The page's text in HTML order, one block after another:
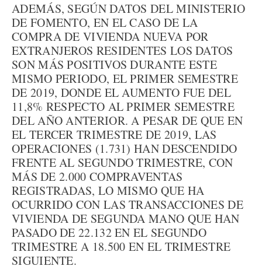
ADEMÁS, SEGÚN DATOS DEL MINISTERIO
DE FOMENTO, EN EL CASO DE LA
COMPRA DE VIVIENDA NUEVA POR
EXTRANJEROS RESIDENTES LOS DATOS
SON MÁS POSITIVOS DURANTE ESTE
MISMO PERIODO, EL PRIMER SEMESTRE
DE 2019, DONDE EL AUMENTO FUE DEL
11,8% RESPECTO AL PRIMER SEMESTRE
DEL AÑO ANTERIOR. A PESAR DE QUE EN
EL TERCER TRIMESTRE DE 2019, LAS
OPERACIONES (1.731) HAN DESCENDIDO
FRENTE AL SEGUNDO TRIMESTRE, CON
MÁS DE 2.000 COMPRAVENTAS
REGISTRADAS, LO MISMO QUE HA
OCURRIDO CON LAS TRANSACCIONES DE
VIVIENDA DE SEGUNDA MANO QUE HAN
PASADO DE 22.132 EN EL SEGUNDO
TRIMESTRE A 18.500 EN EL TRIMESTRE
SIGUIENTE.